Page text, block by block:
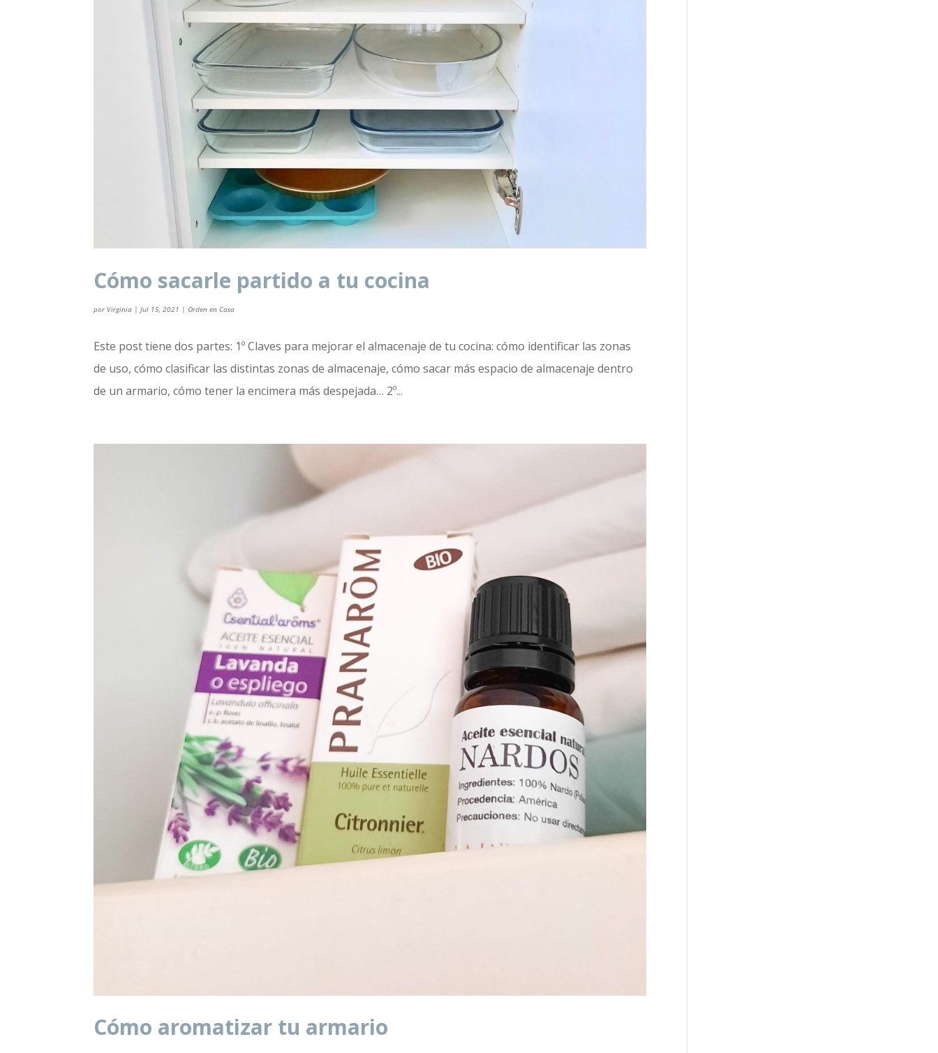
Cómo sacarle partido a tu cocina
por Virginia |Jul 15, 2021 |Orden en Casa
Este post tiene dos partes: 1º Claves para mejorar el almacenaje de tu cocina: cómo identificar las zonas
de uso, cómo clasificar las distintas zonas de almacenaje, cómo sacar más espacio de almacenaje dentro
de un armario, cómo tener la encimera más despejada… 2º...
Cómo aromatizar tu armario